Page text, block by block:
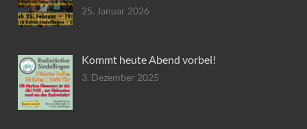
25. Januar 2026
Kommt heute Abend vorbei!
3. Dezember 2025